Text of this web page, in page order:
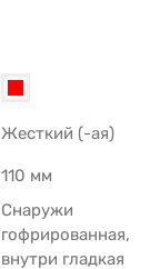
Жесткий (-ая)
110 мм
Снаружи
гофрированная,
внутри гладкая